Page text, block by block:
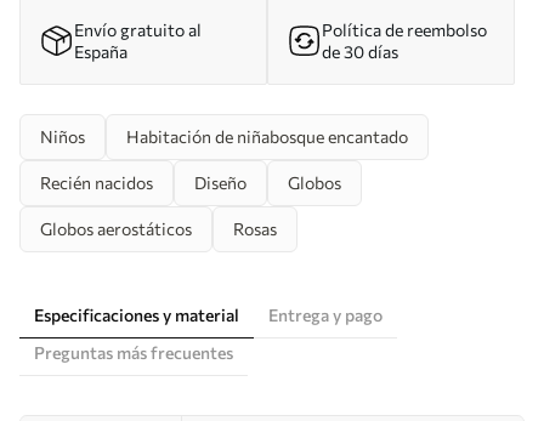
Envío gratuito al
España
Política de reembolso
de 30 días
Niños Habitación de niñabosque encantado
Recién nacidos Diseño Globos
Globos aerostáticos Rosas
Especificaciones y material
Entrega y pago
Preguntas más frecuentes